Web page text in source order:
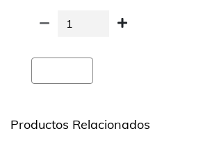
Productos Relacionados